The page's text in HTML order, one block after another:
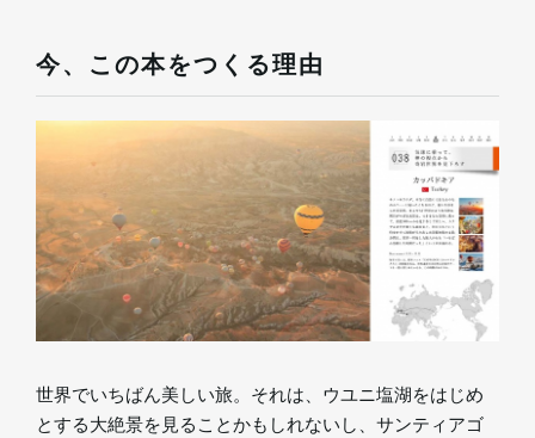
今、この本をつくる理由
世界でいちばん美しい旅。それは、ウユニ塩湖をはじめ
とする大絶景を見ることかもしれないし、サンティアゴ